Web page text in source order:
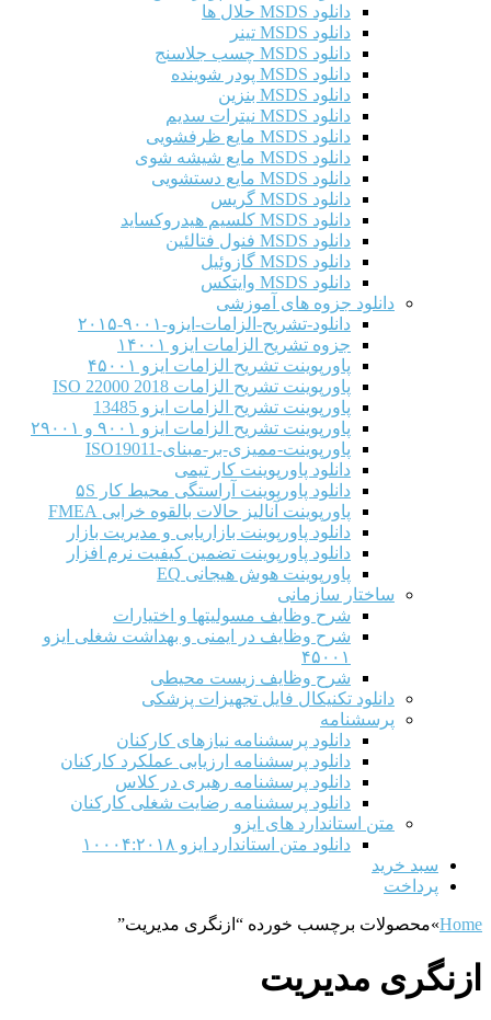
دانلود MSDS حلال ها
دانلود MSDS تینر
دانلود MSDS چسب جلاسنج
دانلود MSDS پودر شوینده
دانلود MSDS بنزین
دانلود MSDS نیترات سدیم
دانلود MSDS مایع ظرفشویی
دانلود MSDS مایع شیشه شوی
دانلود MSDS مایع دستشویی
دانلود MSDS گریس
دانلود MSDS کلسیم هیدروکساید
دانلود MSDS فنول فتالئین
دانلود MSDS گازوئیل
دانلود MSDS وایتکس
دانلود جزوه های آموزشی
دانلود-تشریح-الزامات-ایزو-۹۰۰۱-۲۰۱۵
جزوه تشریح الزامات ایزو ۱۴۰۰۱
پاورپوینت تشریح الزامات ایزو ۴۵۰۰۱
پاورپوینت تشریح الزامات ISO 22000 2018
پاورپوینت تشریح الزامات ایزو 13485
پاورپوینت تشریح الزامات ایزو ۹۰۰۱ و ۲۹۰۰۱
پاورپوینت-ممیزی-بر-مبنای-ISO19011
دانلود پاورپوینت کار تیمی
دانلود پاورپوینت آراستگی محیط کار ۵S
پاورپوینت آنالیز حالات بالقوه خرابی FMEA
دانلود پاورپوینت بازاریابی و مدیریت بازار
دانلود پاورپوینت تضمین کیفیت نرم افزار
پاورپوینت هوش هیجانی EQ
ساختار سازمانی
شرح وظايف مسوليتها و اختيارات
شرح وظایف در ایمنی و بهداشت شغلی ایزو
۴۵۰۰۱
شرح وظایف زیست محیطی
دانلود تکنیکال فایل تجهیزات پزشکی
پرسشنامه
دانلود پرسشنامه نیازهای کارکنان
دانلود پرسشنامه ارزیابی عملکرد کارکنان
دانلود پرسشنامه رهبری در کلاس
دانلود پرسشنامه رضایت شغلی کارکنان
متن استاندارد های ایزو
دانلود متن استاندارد ایزو ۱۰۰۰۴:۲۰۱۸
سبد خرید
پرداخت
Home
»محصولات برچسب خورده “ازنگری مدیریت”
ازنگری مدیریت